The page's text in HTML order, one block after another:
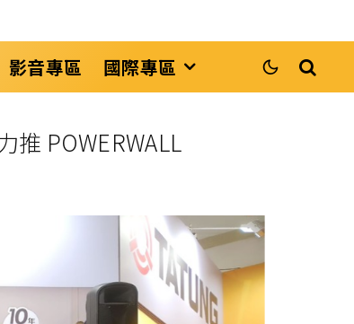
影音專區 國際專區
POWERWALL